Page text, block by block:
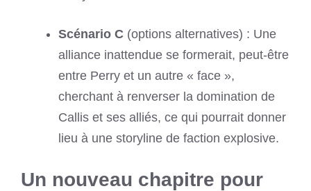
Scénario C (options alternatives) : Une
alliance inattendue se formerait, peut-être
entre Perry et un autre « face »,
cherchant à renverser la domination de
Callis et ses alliés, ce qui pourrait donner
lieu à une storyline de faction explosive.
Un nouveau chapitre pour